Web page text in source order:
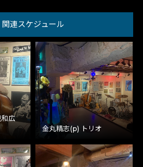
関連スケジュール
広
金丸精志(p) トリオ